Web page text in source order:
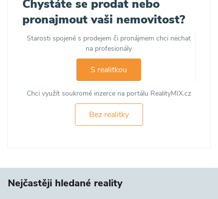
Chystáte se prodat nebo
pronajmout vaši nemovitost?
Starosti spojené s prodejem či pronájmem chci nechat
na profesionály
S realitkou
Chci využít soukromé inzerce na portálu RealityMIX.cz
Bez realitky
Nejčastěji hledané reality